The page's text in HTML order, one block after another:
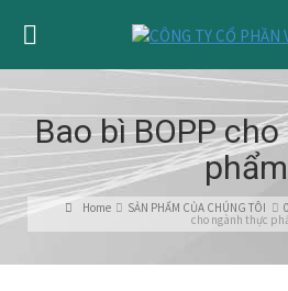
Bao bì BOPP
phẩm
Home SẢN PHẨM CỦA CHÚNG TÔI
cho ngành thực